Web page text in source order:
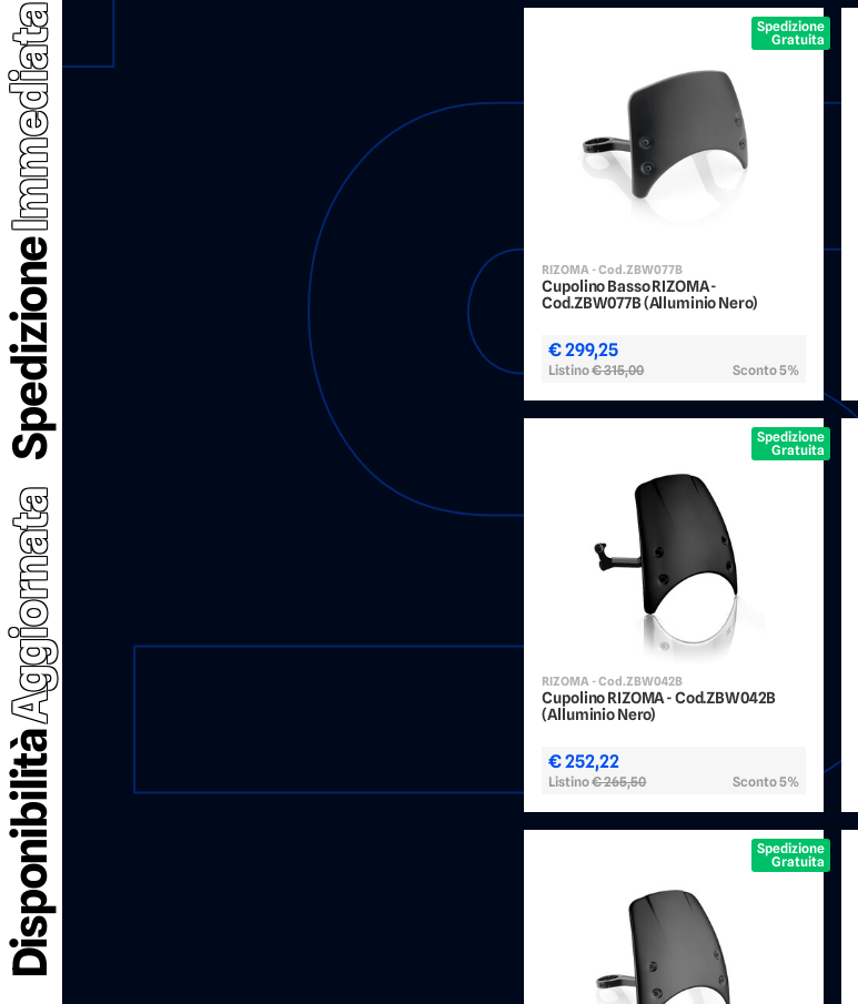
Disponibilità
Aggiornata
Spedizione
Immediata
Spedizione
Gratuita
RIZOMA - Cod.ZBW077B
Cupolino Basso RIZOMA -
Cod.ZBW077B (Alluminio Nero)
€ 299,25
Listino€ 315,00 Sconto 5%
Spedizione
Gratuita
RIZOMA - Cod.ZBW042B
Cupolino RIZOMA - Cod.ZBW042B
(Alluminio Nero)
€ 252,22
Listino€ 265,50 Sconto 5%
Spedizione
Gratuita